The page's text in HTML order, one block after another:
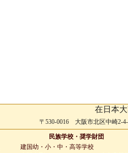
在日本
〒530-0016 大阪市北区中崎2-
民族学校・奨学財団
建国幼・小・中・高等学校